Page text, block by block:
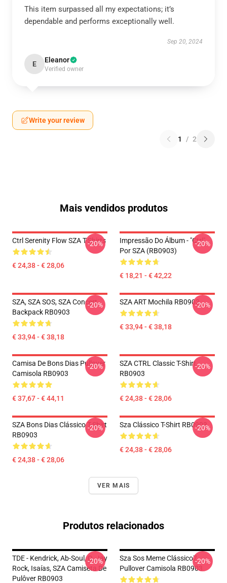
This item surpassed all my expectations; it’s
dependable and performs exceptionally well.
Sep 20, 2024
E Eleanor
Verified owner
Write your review
1 / 2
Mais vendidos produtos
Ctrl Serenity Flow SZA T-Shirts
€ 24,38 - € 28,06
-20%
Impressão Do Álbum - "Ctrl"
Por SZA (RB0903)
€ 18,21 - € 42,22
-20%
SZA, SZA SOS, SZA Concert
Backpack RB0903
€ 33,94 - € 38,18
-20% SZA ART Mochila RB0903
€ 33,94 - € 38,18
-20%
Camisa De Bons Dias Pullover
Camisola RB0903
€ 37,67 - € 44,11
-20%
SZA CTRL Classic T-Shirt
RB0903
€ 24,38 - € 28,06
-20%
SZA Bons Dias Clássico T-Shirt
RB0903
€ 24,38 - € 28,06
-20% Sza Clássico T-Shirt RB0903
€ 24,38 - € 28,06
-20%
VER MAIS
Produtos relacionados
TDE - Kendrick, Ab-Soul, Q, Jay
Rock, Isaías, SZA Camiseta De
Pulôver RB0903
-20%
Sza Sos Meme Clássico7
Pullover Camisola RB0903
-20%